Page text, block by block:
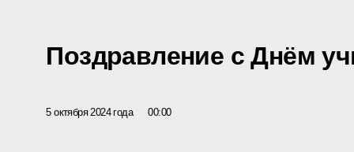
Поздравление с Днём
5 октября 2024 года 00:00